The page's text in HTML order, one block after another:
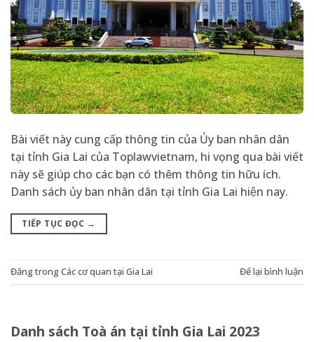
Bài viết này cung cấp thông tin của Ủy ban nhân dân
tại tỉnh Gia Lai của Toplawvietnam, hi vọng qua bài viết
này sẽ giúp cho các bạn có thêm thông tin hữu ích.
Danh sách ủy ban nhân dân tại tỉnh Gia Lai hiện nay.
TIẾP TỤC ĐỌC →
Đăng trongCác cơ quan tại Gia Lai Để lại bình luận
Danh sách Toà án tại tỉnh Gia Lai 2023